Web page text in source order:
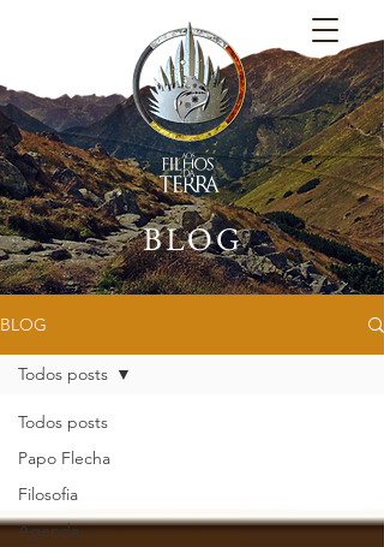
BLOG
BLOG
Todos posts
Papo Flecha
Filosofia
Agenda
Todos posts